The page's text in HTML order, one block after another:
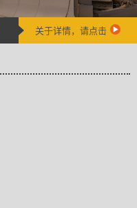
关于详情，请点击